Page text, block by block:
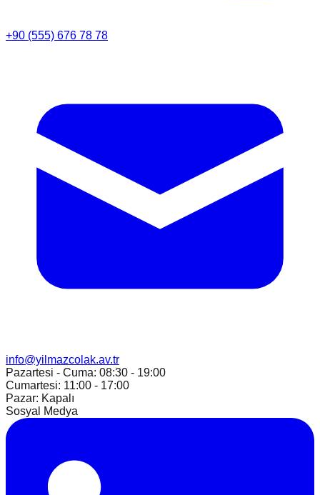
+90 (555) 676 78 78
info@yilmazcolak.av.tr
Pazartesi - Cuma: 08:30 - 19:00
Cumartesi: 11:00 - 17:00
Pazar: Kapalı
Sosyal Medya